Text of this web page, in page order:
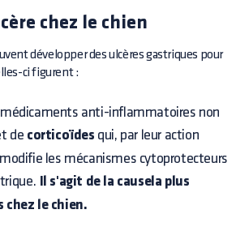
chez le chien
développer des ulcères gastriques pour
ci figurent :
anti-inflammatoires non
de corticoïdes qui, par leur action
les mécanismes cytoprotecteurs
Il s'agit de la causela plus
chez le chien.